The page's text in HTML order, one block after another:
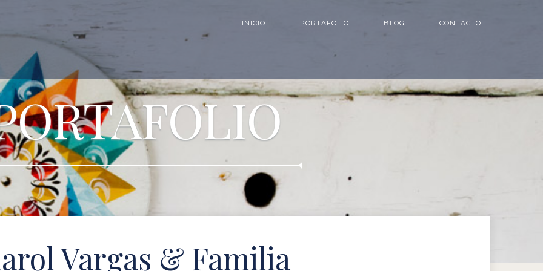
INICIO PORTAFOLIO BLOG CONTACTO
Vargas & Familia